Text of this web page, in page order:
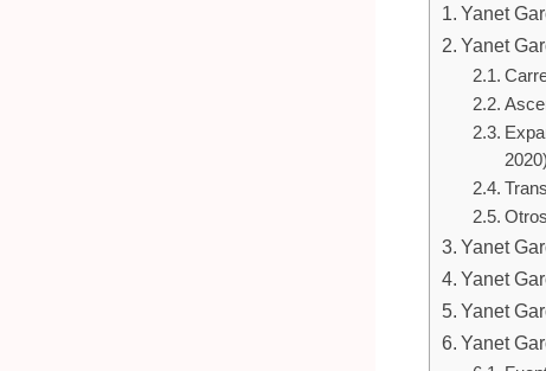
Yanet
Yanet
2020)
Yanet
Yanet
Yanet
Yanet